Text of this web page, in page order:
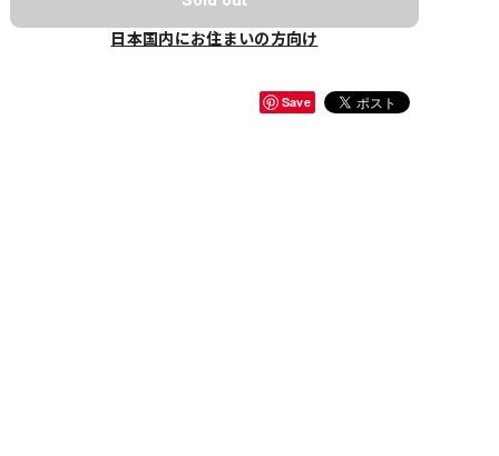
日本国内にお住まいの方向け
Save